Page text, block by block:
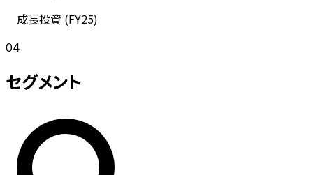
成長投資 (FY25)
04
セグメント